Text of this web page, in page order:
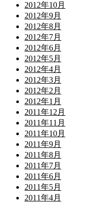
2012年10月
2012年9月
2012年8月
2012年7月
2012年6月
2012年5月
2012年4月
2012年3月
2012年2月
2012年1月
2011年12月
2011年11月
2011年10月
2011年9月
2011年8月
2011年7月
2011年6月
2011年5月
2011年4月